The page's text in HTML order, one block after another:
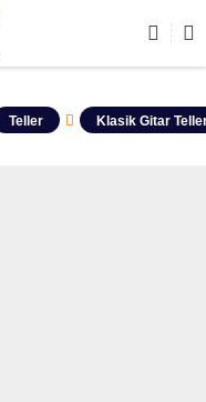
KAPALIDIR !
Teller Klasik Gitar